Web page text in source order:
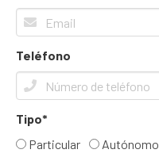
Teléfono
Tipo*
Particular
Autónomo